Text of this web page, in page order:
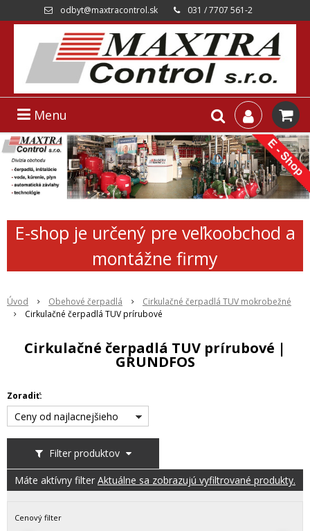
odbyt@maxtracontrol.sk 031 / 7707 561-2
Menu
E-shop je určený pre veľkoobchod a
montážne firmy
Úvod Obehové čerpadlá
Cirkulačné čerpadlá TUV mokrobežné
Cirkulačné čerpadlá TUV prírubové
Cirkulačné čerpadlá TUV prírubové |
GRUNDFOS
Filter produktov
Zoradiť:
Ceny od najlacnejšieho
Máte aktívny filter Aktuálne sa zobrazujú vyfiltrované produkty.
Cenový filter